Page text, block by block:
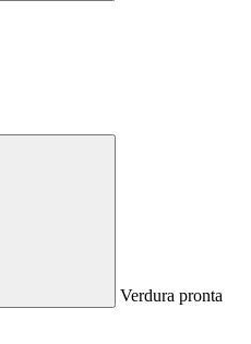
Verdura pronta